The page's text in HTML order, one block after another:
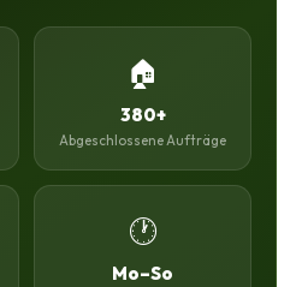
🏠
380+
Abgeschlossene Aufträge
🕐
Mo–So